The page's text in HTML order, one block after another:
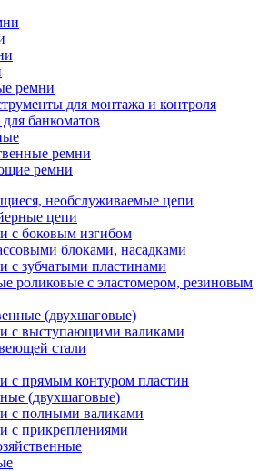
ремни
для монтажа и контроля
банкоматов
ремни
ремни
необслуживаемые цепи
цепи
с боковым изгибом
блоками, насадками
с зубчатыми пластинами
роликовые с эластомером, резиновым
(двухшаговые)
с выступающими валиками
стали
с прямым контуром пластин
(двухшаговые)
с полными валиками
с прикреплениями